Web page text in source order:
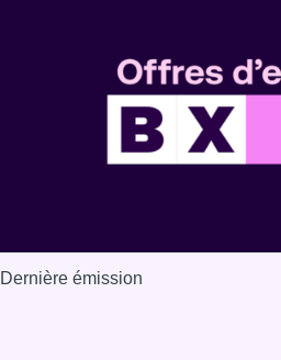
Dernière émission